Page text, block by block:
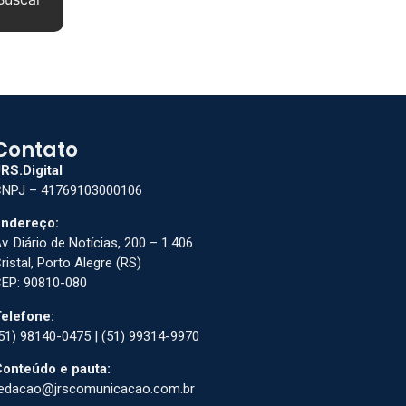
– 41769103000106
Diário de Notícias, 200 – 1.406
Porto Alegre (RS)
90810-080
98140-0475 | (51) 99314-9970
e pauta: